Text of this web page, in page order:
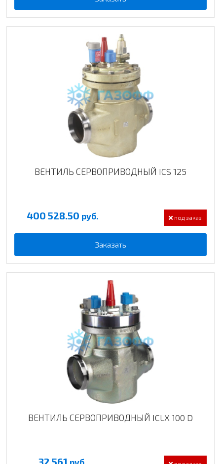
ВЕНТИЛЬ СЕРВОПРИВОДНЫЙ ICS 125
400 528.50 руб. под заказ
Заказать
ВЕНТИЛЬ СЕРВОПРИВОДНЫЙ ICLX 100 D
32 561